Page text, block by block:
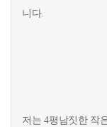
니다.
저는 4평남짓한 작